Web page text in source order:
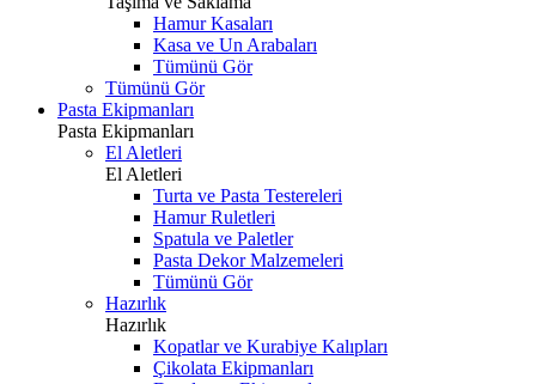
Hamur Kasaları
Kasa ve Un Arabaları
Tümünü Gör
Tümünü Gör
Pasta Ekipmanları
Pasta Ekipmanları
El Aletleri
El Aletleri
Turta ve Pasta Testereleri
Hamur Ruletleri
Spatula ve Paletler
Pasta Dekor Malzemeleri
Tümünü Gör
Hazırlık
Hazırlık
Kopatlar ve Kurabiye Kalıpları
Çikolata Ekipmanları